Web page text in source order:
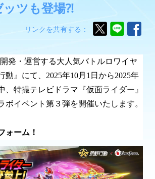
ツも登場⁈
リンクを共有する：
開発・運営する大人気バトルロワイヤ
動』にて、2025年10月1日から2025年
、特撮テレビドラマ『仮面ライダー』
ボイベント第３弾を開催いたします。
ォーム！